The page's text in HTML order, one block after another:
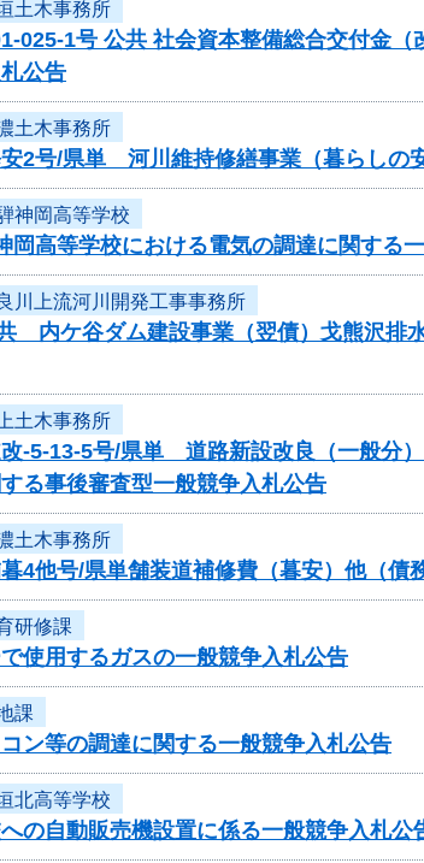
土木事務所
025-1号 公共 社会資本整備総合交付金
公告
土木事務所
安2号/県単 河川維持修繕事業（暮らし
神岡高等学校
岡高等学校における電気の調達に関する
川上流河川開発工事事務所
内ケ谷ダム建設事業（翌債）戈熊沢排
土木事務所
改-5-13-5号/県単 道路新設改良（一般分
る事後審査型一般競争入札公告
土木事務所
暮4他号/県単舗装道補修費（暮安）他（
研修課
使用するガスの一般競争入札公告
課
ン等の調達に関する一般競争入札公告
北高等学校
の自動販売機設置に係る一般競争入札公